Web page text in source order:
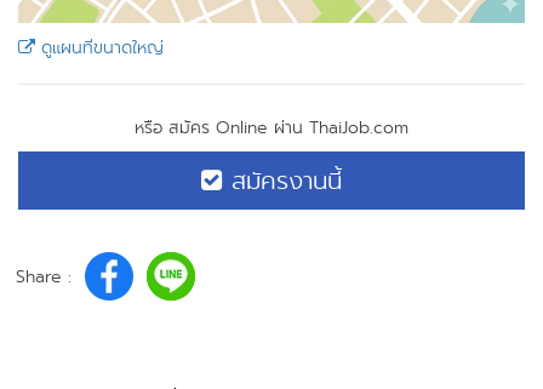
ดูแผนที่ขนาดใหญ่
หรือ สมัคร Online ผ่าน ThaiJob.com
สมัครงานนี้
Share :